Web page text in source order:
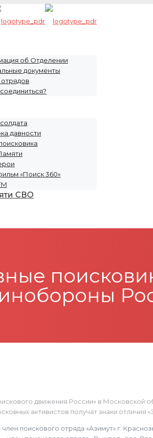
об Отделении
документы
давности
«Поиск 360»
СВО
движения России» в Московской
активистов получат знаки отличия
поискового отряда «Азимут» г.